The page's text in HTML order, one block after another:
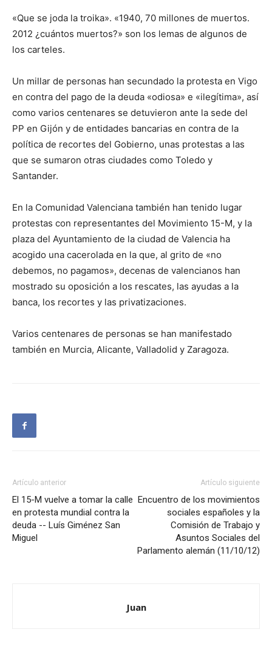
«Que se joda la troika». «1940, 70 millones de muertos.
2012 ¿cuántos muertos?» son los lemas de algunos de
los carteles.
Un millar de personas han secundado la protesta en Vigo
en contra del pago de la deuda «odiosa» e «ilegítima», así
como varios centenares se detuvieron ante la sede del
PP en Gijón y de entidades bancarias en contra de la
política de recortes del Gobierno, unas protestas a las
que se sumaron otras ciudades como Toledo y
Santander.
En la Comunidad Valenciana también han tenido lugar
protestas con representantes del Movimiento 15-M, y la
plaza del Ayuntamiento de la ciudad de Valencia ha
acogido una cacerolada en la que, al grito de «no
debemos, no pagamos», decenas de valencianos han
mostrado su oposición a los rescates, las ayudas a la
banca, los recortes y las privatizaciones.
Varios centenares de personas se han manifestado
también en Murcia, Alicante, Valladolid y Zaragoza.
Artículo anterior
El 15-M vuelve a tomar la calle
en protesta mundial contra la
deuda -- Luís Giménez San
Miguel
Artículo siguiente
Encuentro de los movimientos
sociales españoles y la
Comisión de Trabajo y
Asuntos Sociales del
Parlamento alemán (11/10/12)
Juan